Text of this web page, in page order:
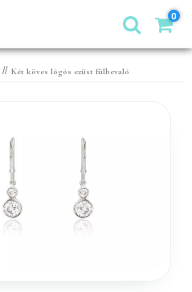
0
// Két köves lógós ezüst fülbevaló